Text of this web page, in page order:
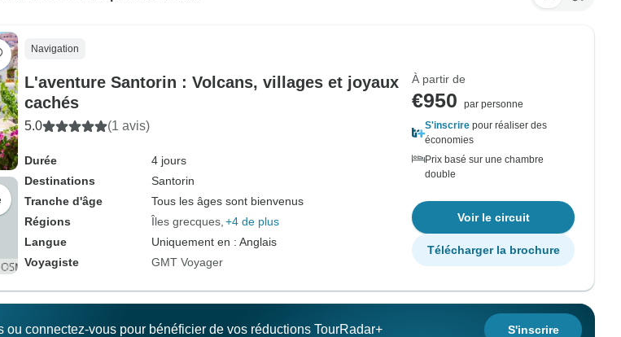
Navigation
L'aventure Santorin : Volcans, villages et joyaux
cachés
5.0 (1 avis)
Durée
4 jours
Destinations
Santorin
Tranche d'âge
Tous les âges sont bienvenus
Régions
Îles grecques +4 de plus
Langue
Uniquement en : Anglais
Voyagiste
GMT Voyager
À partir de
€950
par personne
S'inscrire pour réaliser des
économies
Prix basé sur une chambre
double
Voir le circuit
Télécharger la brochure
ou connectez-vous pour bénéficier de vos réductions TourRadar+ S'inscrire